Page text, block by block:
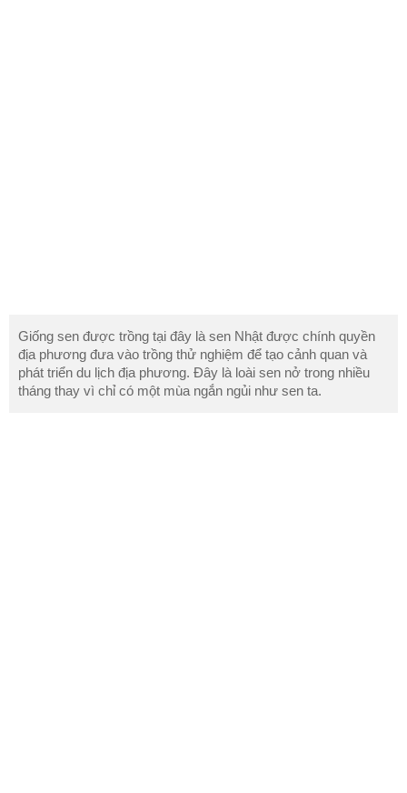
Giống sen được trồng tại đây là sen Nhật được chính quyền
địa phương đưa vào trồng thử nghiệm để tạo cảnh quan và
phát triển du lịch địa phương. Đây là loài sen nở trong nhiều
tháng thay vì chỉ có một mùa ngắn ngủi như sen ta.